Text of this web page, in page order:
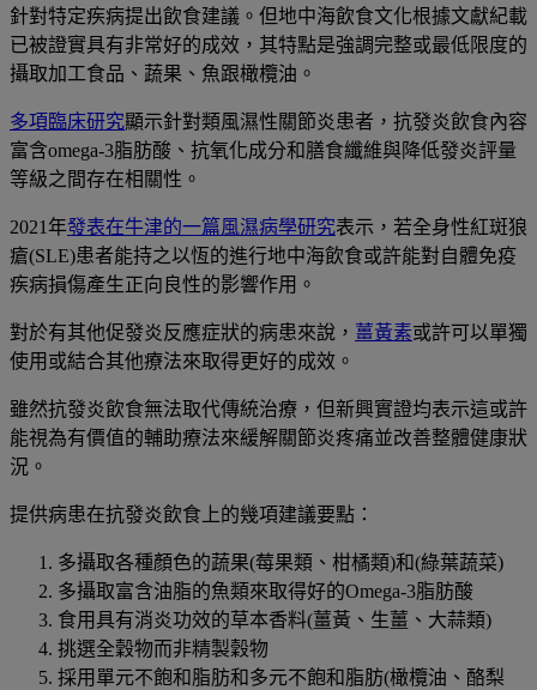
針對特定疾病提出飲食建議。但地中海飲食文化根據文獻紀載
已被證實具有非常好的成效，其特點是強調完整或最低限度的
攝取加工食品、蔬果、魚跟橄欖油。
多項臨床研究顯示針對類風濕性關節炎患者，抗發炎飲食內容
富含omega-3脂肪酸、抗氧化成分和膳食纖維與降低發炎評量
等級之間存在相關性。
2021年發表在牛津的一篇風濕病學研究表示，若全身性紅斑狼
瘡(SLE)患者能持之以恆的進行地中海飲食或許能對自體免疫
疾病損傷產生正向良性的影響作用。
對於有其他促發炎反應症狀的病患來說， 薑黃素或許可以單獨
使用或結合其他療法來取得更好的成效。
雖然抗發炎飲食無法取代傳統治療，但新興實證均表示這或許
能視為有價值的輔助療法來緩解關節炎疼痛並改善整體健康狀
況。
提供病患在抗發炎飲食上的幾項建議要點：
多攝取各種顏色的蔬果(莓果類、柑橘類)和(綠葉蔬菜)
多攝取富含油脂的魚類來取得好的Omega-3脂肪酸
食用具有消炎功效的草本香料(薑黃、生薑、大蒜類)
挑選全穀物而非精製穀物
採用單元不飽和脂肪和多元不飽和脂肪(橄欖油、酪梨